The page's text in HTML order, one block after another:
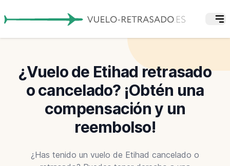
¿Vuelo de Etihad retrasado
o cancelado? ¡Obtén una
compensación y un
reembolso!
¿Has tenido un vuelo de Etihad cancelado o